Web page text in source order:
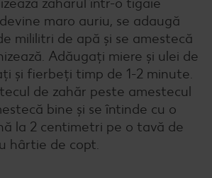
maro auriu, se adaugă
mililitri de apă și se amestecă
Adăugați miere și ulei de
și fierbeți timp de 1-2 minute.
de zahăr peste amestecul
bine și se întinde cu o
la 2 centimetri pe o tavă de
hârtie de copt.